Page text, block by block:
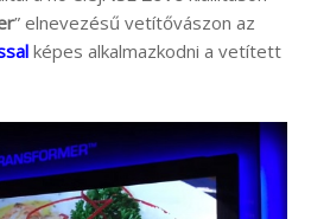
” elnevezésű vetítővászon az
képes alkalmazkodni a vetített